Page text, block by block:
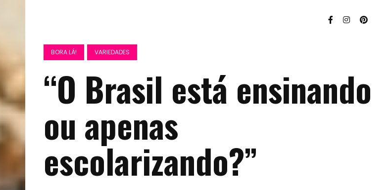
BORA LÁ! VARIEDADES
“O Brasil está ensinando
ou apenas
escolarizando?”